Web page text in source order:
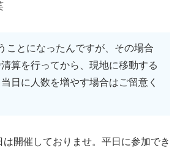
ことになったんですが、その場合
算を行ってから、現地に移動する
日に人数を増やす場合はご留意く
開催しておりませ。平日に参加でき